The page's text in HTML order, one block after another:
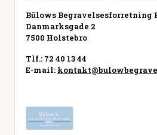
Bülows Begravelsesforretning
Danmarksgade 2
7500 Holstebro
Tlf.: 72 40 13 44
E-mail: